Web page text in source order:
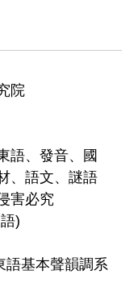
院
語、發音、國
、語文、謎語
害必究
)
基本聲韻調系